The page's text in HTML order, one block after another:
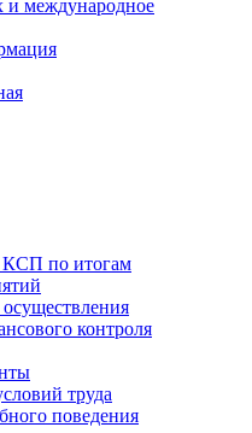
и международное
КСП по итогам
контроля
труда
поведения